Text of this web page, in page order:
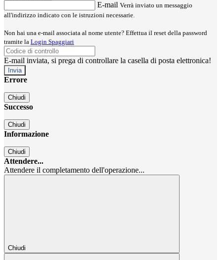
E-mail Verrà inviato un messaggio
all'indirizzo indicato con le istruzioni necessarie.
Non hai una e-mail associata al nome utente? Effettua il reset della password
tramite la Login Spaggiari
E-mail inviata, si prega di controllare la casella di posta elettronica!
Errore
Chiudi
Successo
Chiudi
Informazione
Chiudi
Attendere...
Attendere il completamento dell'operazione...
Chiudi